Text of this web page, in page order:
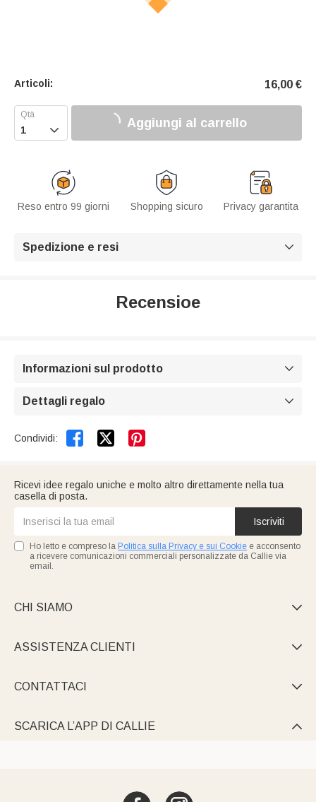
Articoli: 16,00 €
 Aggiungi al carrello
Reso entro 99 giorni Shopping sicuro Privacy garantita
Spedizione e resi 
Recensioe
Informazioni sul prodotto 
Dettagli regalo 
Condividi:  
Ricevi idee regalo uniche e molto altro direttamente nella tua
casella di posta.
Iscriviti
Ho letto e compreso la Politica sulla Privacy e sui Cookie e acconsento
a ricevere comunicazioni commerciali personalizzate da Callie via
email.
CHI SIAMO 
ASSISTENZA CLIENTI 
CONTATTACI 
SCARICA L’APP DI CALLIE 